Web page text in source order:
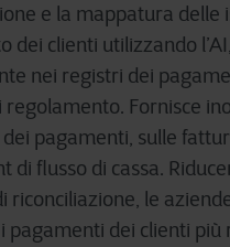
e la mappatura delle
dei clienti utilizzando
nei registri dei
regolamento. Fornisce
pagamenti, sulle
di flusso di cassa.
riconciliazione, le
pagamenti dei clienti più